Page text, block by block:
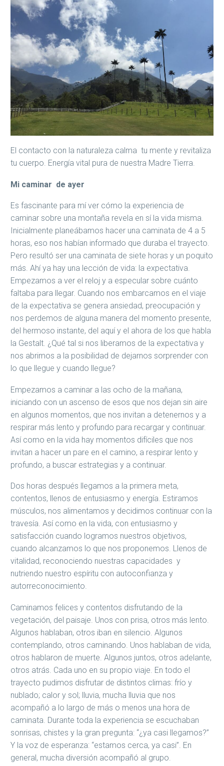
El contacto con la naturaleza calma tu mente y revitaliza
tu cuerpo. Energía vital pura de nuestra Madre Tierra.
Mi caminar de ayer
Es fascinante para mí ver cómo la experiencia de
caminar sobre una montaña revela en sí la vida misma.
Inicialmente planeábamos hacer una caminata de 4 a 5
horas, eso nos habían informado que duraba el trayecto.
Pero resultó ser una caminata de siete horas y un poquito
más. Ahí ya hay una lección de vida: la expectativa.
Empezamos a ver el reloj y a especular sobre cuánto
faltaba para llegar. Cuando nos embarcamos en el viaje
de la expectativa se genera ansiedad, preocupación y
nos perdemos de alguna manera del momento presente,
del hermoso instante, del aquí y el ahora de los que habla
la Gestalt. ¿Qué tal si nos liberamos de la expectativa y
nos abrimos a la posibilidad de dejarnos sorprender con
lo que llegue y cuando llegue?
Empezamos a caminar a las ocho de la mañana,
iniciando con un ascenso de esos que nos dejan sin aire
en algunos momentos, que nos invitan a detenernos y a
respirar más lento y profundo para recargar y continuar.
Así como en la vida hay momentos difíciles que nos
invitan a hacer un pare en el camino, a respirar lento y
profundo, a buscar estrategias y a continuar.
Dos horas después llegamos a la primera meta,
contentos, llenos de entusiasmo y energía. Estiramos
músculos, nos alimentamos y decidimos continuar con la
travesía. Así como en la vida, con entusiasmo y
satisfacción cuando logramos nuestros objetivos,
cuando alcanzamos lo que nos proponemos. Llenos de
vitalidad, reconociendo nuestras capacidades y
nutriendo nuestro espíritu con autoconfianza y
autorreconocimiento.
Caminamos felices y contentos disfrutando de la
vegetación, del paisaje. Unos con prisa, otros más lento.
Algunos hablaban, otros iban en silencio. Algunos
contemplando, otros caminando. Unos hablaban de vida,
otros hablaron de muerte. Algunos juntos, otros adelante,
otros atrás. Cada uno en su propio viaje. En todo el
trayecto pudimos disfrutar de distintos climas: frío y
nublado; calor y sol; lluvia, mucha lluvia que nos
acompañó a lo largo de más o menos una hora de
caminata. Durante toda la experiencia se escuchaban
sonrisas, chistes y la gran pregunta: “¿ya casi llegamos?”
Y la voz de esperanza: “estamos cerca, ya casi”. En
general, mucha diversión acompañó al grupo.